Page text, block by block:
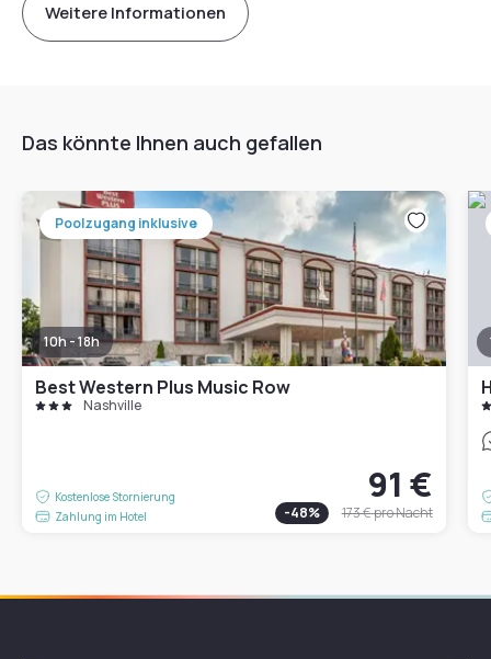
Weitere Informationen
Das könnte Ihnen auch gefallen
Poolzugang inklusive
10h - 18h
Best Western Plus Music Row
Nashville
Kostenlose Stornierung
Zahlung im Hotel
91 €
-48% 173 €pro Nacht